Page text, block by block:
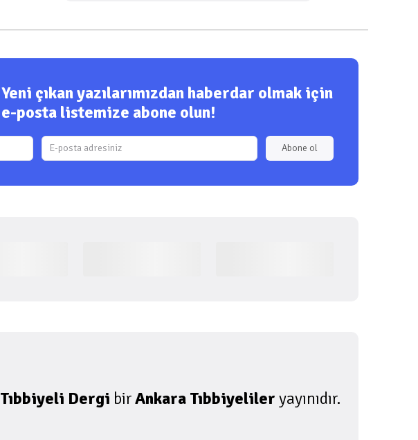
Yeni çıkan yazılarımızdan haberdar olmak için
e-posta listemize abone olun!
Abone ol
Tıbbiyeli Dergi birAnkara Tıbbiyeliler yayınıdır.